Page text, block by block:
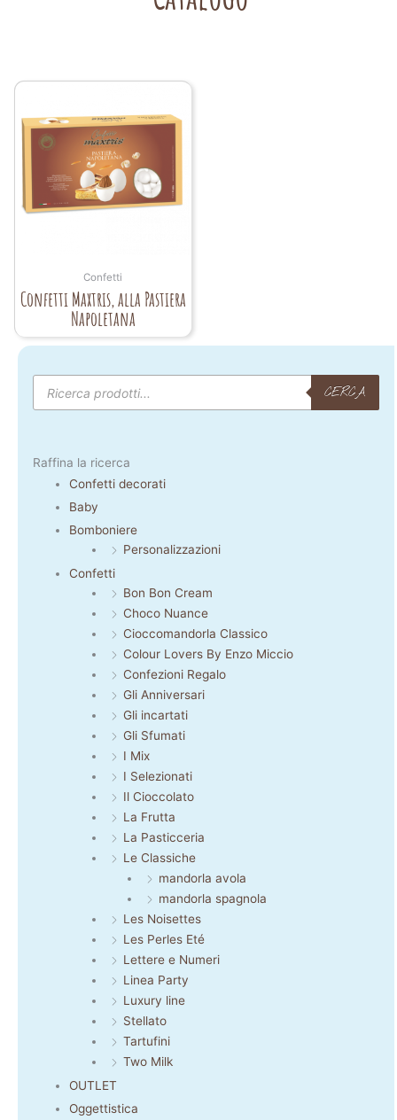
Confetti
Confetti Maxtris, alla Pastiera
Napoletana
Products
search
CERCA
Raffina la ricerca
Confetti decorati
Baby
Bomboniere
Personalizzazioni
Confetti
Bon Bon Cream
Choco Nuance
Cioccomandorla Classico
Colour Lovers By Enzo Miccio
Confezioni Regalo
Gli Anniversari
Gli incartati
Gli Sfumati
I Mix
I Selezionati
Il Cioccolato
La Frutta
La Pasticceria
Le Classiche
mandorla avola
mandorla spagnola
Les Noisettes
Les Perles Eté
Lettere e Numeri
Linea Party
Luxury line
Stellato
Tartufini
Two Milk
OUTLET
Oggettistica